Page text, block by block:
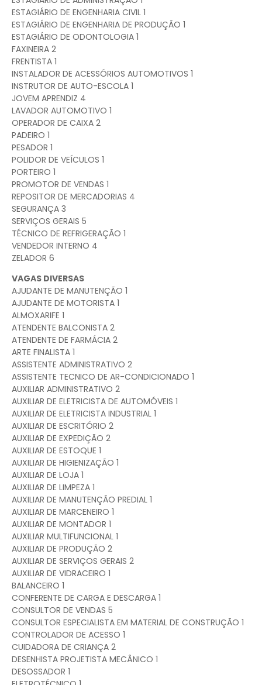
ESTAGIÁRIO DE ENGENHARIA CIVIL 1
ESTAGIÁRIO DE ENGENHARIA DE PRODUÇÃO 1
ESTAGIÁRIO DE ODONTOLOGIA 1
FAXINEIRA 2
FRENTISTA 1
INSTALADOR DE ACESSÓRIOS AUTOMOTIVOS 1
INSTRUTOR DE AUTO-ESCOLA 1
JOVEM APRENDIZ 4
LAVADOR AUTOMOTIVO 1
OPERADOR DE CAIXA 2
PADEIRO 1
PESADOR 1
POLIDOR DE VEÍCULOS 1
PORTEIRO 1
PROMOTOR DE VENDAS 1
REPOSITOR DE MERCADORIAS 4
SEGURANÇA 3
SERVIÇOS GERAIS 5
TÉCNICO DE REFRIGERAÇÃO 1
VENDEDOR INTERNO 4
ZELADOR 6
VAGAS DIVERSAS
AJUDANTE DE MANUTENÇÃO 1
AJUDANTE DE MOTORISTA 1
ALMOXARIFE 1
ATENDENTE BALCONISTA 2
ATENDENTE DE FARMÁCIA 2
ARTE FINALISTA 1
ASSISTENTE ADMINISTRATIVO 2
ASSISTENTE TECNICO DE AR-CONDICIONADO 1
AUXILIAR ADMINISTRATIVO 2
AUXILIAR DE ELETRICISTA DE AUTOMÓVEIS 1
AUXILIAR DE ELETRICISTA INDUSTRIAL 1
AUXILIAR DE ESCRITÓRIO 2
AUXILIAR DE EXPEDIÇÃO 2
AUXILIAR DE ESTOQUE 1
AUXILIAR DE HIGIENIZAÇÃO 1
AUXILIAR DE LOJA 1
AUXILIAR DE LIMPEZA 1
AUXILIAR DE MANUTENÇÃO PREDIAL 1
AUXILIAR DE MARCENEIRO 1
AUXILIAR DE MONTADOR 1
AUXILIAR MULTIFUNCIONAL 1
AUXILIAR DE PRODUÇÃO 2
AUXILIAR DE SERVIÇOS GERAIS 2
AUXILIAR DE VIDRACEIRO 1
BALANCEIRO 1
CONFERENTE DE CARGA E DESCARGA 1
CONSULTOR DE VENDAS 5
CONSULTOR ESPECIALISTA EM MATERIAL DE CONSTRUÇÃO 1
CONTROLADOR DE ACESSO 1
CUIDADORA DE CRIANÇA 2
DESENHISTA PROJETISTA MECÂNICO 1
DESOSSADOR 1